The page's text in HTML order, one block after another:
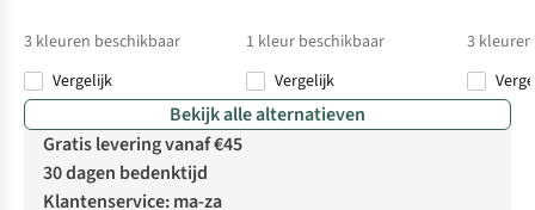
3 kleuren beschikbaar
Vergelijk
1 kleur beschikbaar
Vergelijk
3
Bekijk alle alternatieven
Gratis levering vanaf €45
30 dagen bedenktijd
Klantenservice: ma-za